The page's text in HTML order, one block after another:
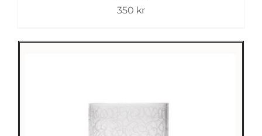
350 kr